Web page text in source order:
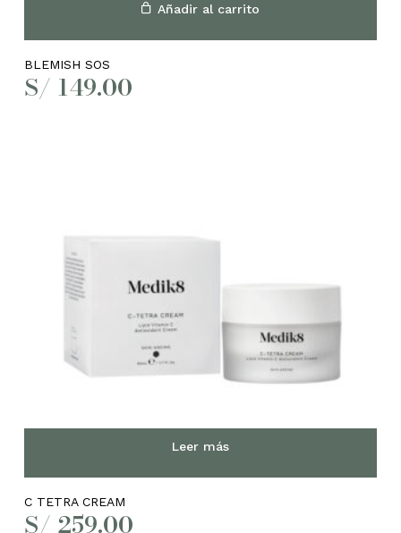
Añadir al carrito
BLEMISH SOS
S/ 149.00
Leer más
C TETRA CREAM
S/ 259.00